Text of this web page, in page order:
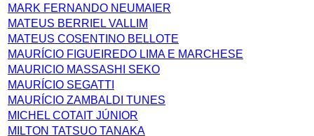
MARK FERNANDO NEUMAIER
MATEUS BERRIEL VALLIM
MATEUS COSENTINO BELLOTE
MAURÍCIO FIGUEIREDO LIMA E MARCHESE
MAURICIO MASSASHI SEKO
MAURÍCIO SEGATTI
MAURÍCIO ZAMBALDI TUNES
MICHEL COTAIT JÚNIOR
MILTON TATSUO TANAKA